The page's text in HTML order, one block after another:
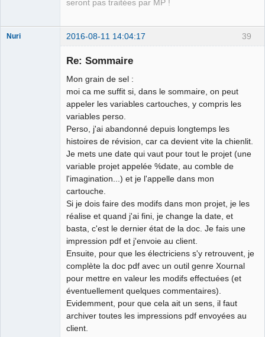
seront pas traitées par MP !
39
Nuri 2016-08-11 14:04:17
Re: Sommaire
Mon grain de sel :
moi ca me suffit si, dans le sommaire, on peut
appeler les variables cartouches, y compris les
variables perso.
Perso, j'ai abandonné depuis longtemps les
histoires de révision, car ca devient vite la chienlit.
Je mets une date qui vaut pour tout le projet (une
variable projet appelée %date, au comble de
l'imagination...) et je l'appelle dans mon
cartouche.
Si je dois faire des modifs dans mon projet, je les
réalise et quand j'ai fini, je change la date, et
basta, c'est le dernier état de la doc. Je fais une
impression pdf et j'envoie au client.
Ensuite, pour que les électriciens s'y retrouvent, je
complète la doc pdf avec un outil genre Xournal
pour mettre en valeur les modifs effectuées (et
éventuellement quelques commentaires).
Evidemment, pour que cela ait un sens, il faut
archiver toutes les impressions pdf envoyées au
client.